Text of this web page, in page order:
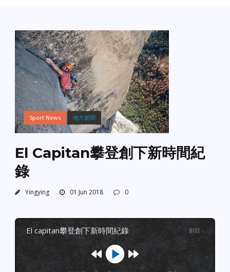
Sport News 地方新聞
El Capitan攀登創下新時間紀
錄
Yingying 01 Jun 2018 0
el capitan攀登創下新時間紀錄 剧目 :-